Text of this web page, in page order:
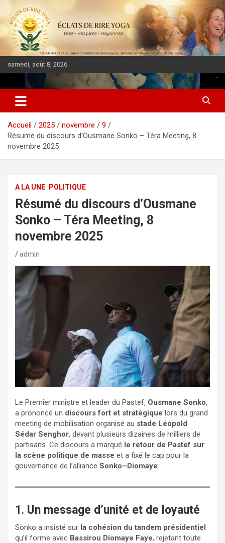
samedi, août 8, 2026
DIASPORA PULSE
Accueil 2025 novembre
9
Résumé du discours d’Ousmane Sonko – Téra Meeting, 8
novembre 2025
A LA UNE POLITIQUE
Résumé du discours d’Ousmane
Sonko – Téra Meeting, 8
novembre 2025
admin
Le Premier ministre et leader du Pastef, Ousmane Sonko,
a prononcé un discours fort et stratégique lors du grand
meeting de mobilisation organisé au stade Léopold
Sédar Senghor, devant plusieurs dizaines de milliers de
partisans. Ce discours a marqué le retour de Pastef sur
la scène politique de masse et a fixé le cap pour la
gouvernance de l’alliance Sonko–Diomaye.
1. Un message d’unité et de loyauté
Sonko a insisté sur la cohésion du tandem présidentiel
qu’il forme avec Bassirou Diomaye Faye, rejetant toute